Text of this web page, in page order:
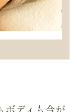
ボディも今が